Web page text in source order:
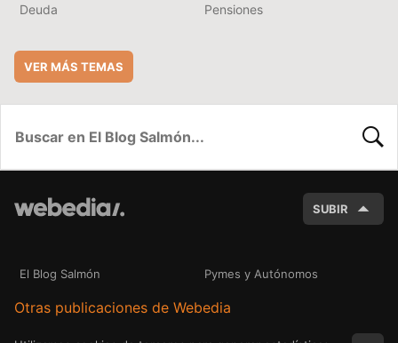
Deuda Pensiones
VER MÁS TEMAS
SUBIR
El Blog Salmón Pymes y Autónomos
Otras publicaciones de Webedia